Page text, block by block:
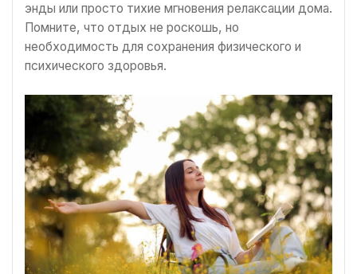
энды или просто тихие мгновения релаксации дома.
Помните, что отдых не роскошь, но
необходимость для сохранения физического и
психического здоровья.